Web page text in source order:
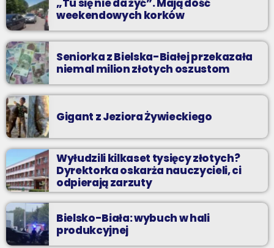
weekendowych korków
Seniorka z Bielska-Białej przekazała
niemal milion złotych oszustom
Gigant z Jeziora Żywieckiego
Wyłudzili kilkaset tysięcy złotych?
Dyrektorka oskarża nauczycieli, ci
odpierają zarzuty
Bielsko-Biała: wybuch w hali
produkcyjnej